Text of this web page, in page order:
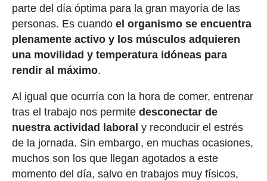
parte del día óptima para la gran mayoría de las
personas. Es cuando el organismo se encuentra
plenamente activo y los músculos adquieren
una movilidad y temperatura idóneas para
rendir al máximo.
Al igual que ocurría con la hora de comer, entrenar
tras el trabajo nos permite desconectar de
nuestra actividad laboral y reconducir el estrés
de la jornada. Sin embargo, en muchas ocasiones,
muchos son los que llegan agotados a este
momento del día, salvo en trabajos muy físicos,